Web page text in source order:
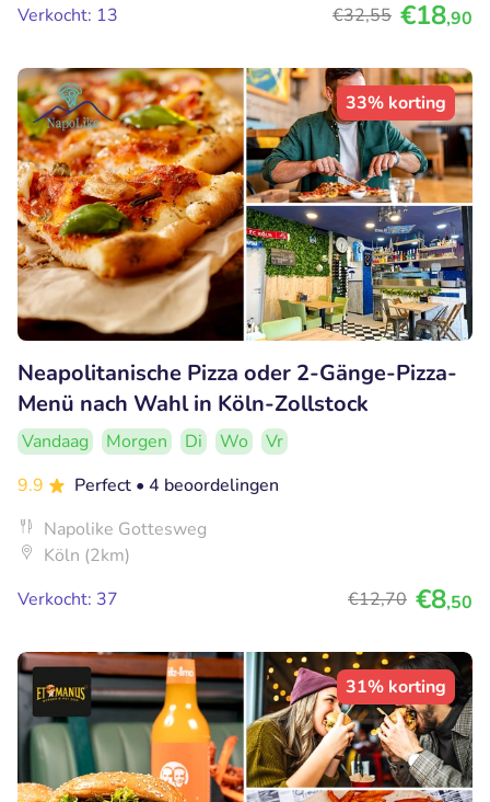
Verkocht: 13 €32,55 €18,90
33% korting
Neapolitanische Pizza oder 2-Gänge-Pizza-
Menü nach Wahl in Köln-Zollstock
Vandaag Morgen Di Wo
Vr
9.9
Perfect • 4 beoordelingen
Napolike Gottesweg
Köln (2km)
Verkocht: 37
€12,70 €8,50
31% korting